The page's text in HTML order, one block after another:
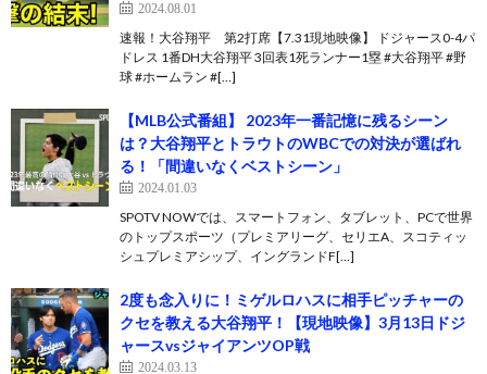
2024.08.01
速報！大谷翔平 第2打席【7.31現地映像】 ドジャース0-4パ
ドレス 1番DH大谷翔平 3回表1死ランナー1塁 #大谷翔平 #野
球 #ホームラン #[…]
【MLB公式番組】 2023年一番記憶に残るシーン
は？大谷翔平とトラウトのWBCでの対決が選ばれ
る！「間違いなくベストシーン」
2024.01.03
SPOTV NOWでは、スマートフォン、タブレット、PCで世界
のトップスポーツ（プレミアリーグ、セリエA、スコティッ
シュプレミアシップ、イングランドF[…]
2度も念入りに！ミゲルロハスに相手ピッチャーの
クセを教える大谷翔平！【現地映像】3月13日ドジ
ャースvsジャイアンツOP戦
2024.03.13